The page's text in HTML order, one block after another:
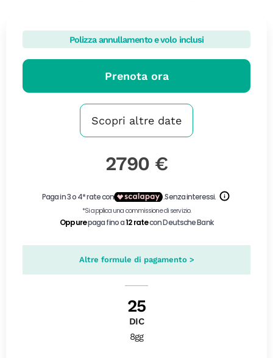
Polizza annullamento e volo inclusi
Prenota ora
Scopri altre date
2790 €
Altre formule di pagamento >
25
DIC
8gg